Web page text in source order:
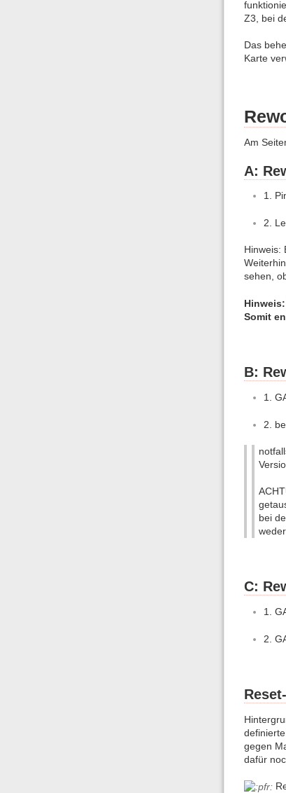
Z3, bei
Das
Karte
Am
A:
1.
2.
Hinweis:
sehen,
Somit
B:
1.
2.
bei
C:
1.
2.
gegen
dafür